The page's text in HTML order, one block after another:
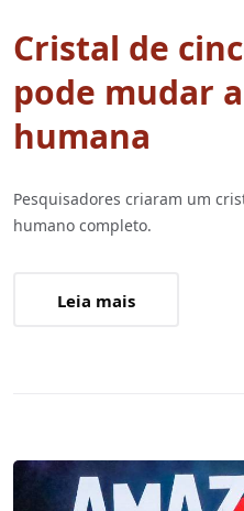
Cristal de
pode mudar
humana
Pesquisadores criaram um
humano completo.
Leia mais